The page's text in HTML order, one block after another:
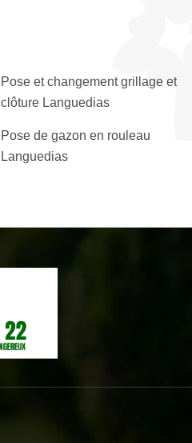
Pose et changement grillage et
clôture Languedias
Pose de gazon en rouleau
Languedias